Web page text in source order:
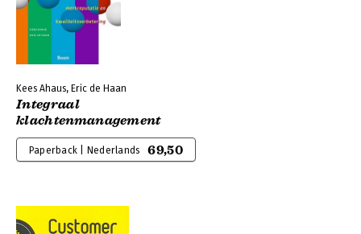
Kees Ahaus, Eric de Haan
Integraal
klachtenmanagement
Paperback | Nederlands 69,50